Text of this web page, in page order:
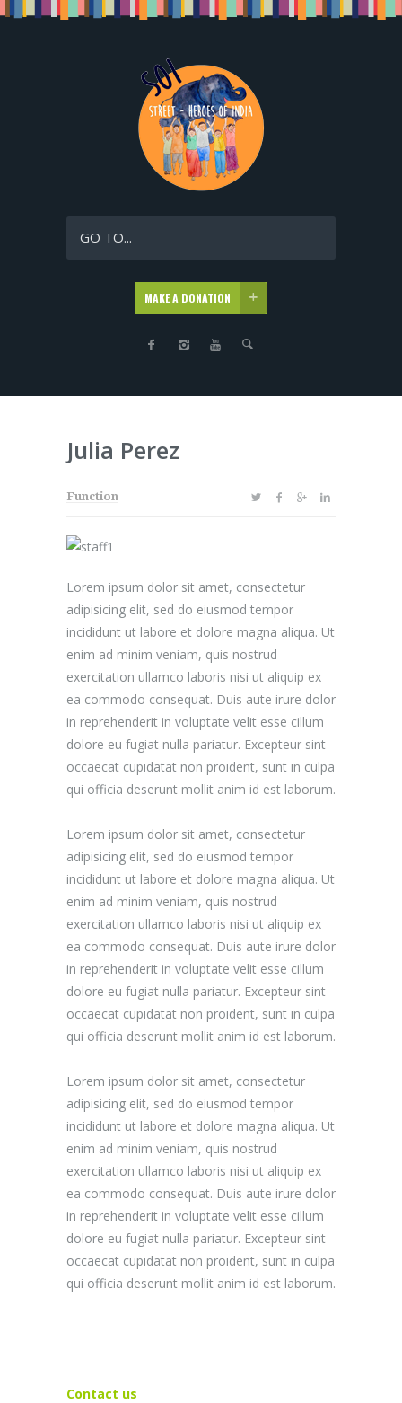
GO TO...
MAKE A DONATION
Julia Perez
Function
Lorem ipsum dolor sit amet, consectetur
adipisicing elit, sed do eiusmod tempor
incididunt ut labore et dolore magna aliqua. Ut
enim ad minim veniam, quis nostrud
exercitation ullamco laboris nisi ut aliquip ex
ea commodo consequat. Duis aute irure dolor
in reprehenderit in voluptate velit esse cillum
dolore eu fugiat nulla pariatur. Excepteur sint
occaecat cupidatat non proident, sunt in culpa
qui officia deserunt mollit anim id est laborum.
Lorem ipsum dolor sit amet, consectetur
adipisicing elit, sed do eiusmod tempor
incididunt ut labore et dolore magna aliqua. Ut
enim ad minim veniam, quis nostrud
exercitation ullamco laboris nisi ut aliquip ex
ea commodo consequat. Duis aute irure dolor
in reprehenderit in voluptate velit esse cillum
dolore eu fugiat nulla pariatur. Excepteur sint
occaecat cupidatat non proident, sunt in culpa
qui officia deserunt mollit anim id est laborum.
Lorem ipsum dolor sit amet, consectetur
adipisicing elit, sed do eiusmod tempor
incididunt ut labore et dolore magna aliqua. Ut
enim ad minim veniam, quis nostrud
exercitation ullamco laboris nisi ut aliquip ex
ea commodo consequat. Duis aute irure dolor
in reprehenderit in voluptate velit esse cillum
dolore eu fugiat nulla pariatur. Excepteur sint
occaecat cupidatat non proident, sunt in culpa
qui officia deserunt mollit anim id est laborum.
Contact us